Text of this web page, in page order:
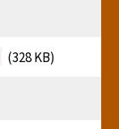
(328 KB)